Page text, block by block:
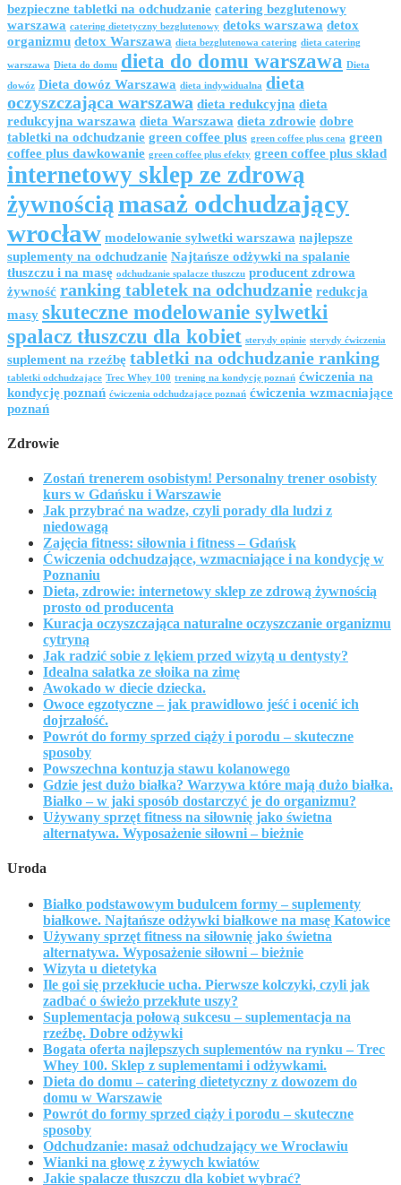
bezpieczne tabletki na odchudzanie catering bezglutenowy
warszawa catering dietetyczny bezglutenowy detoks warszawa detox
organizmu detox Warszawa dieta bezglutenowa catering dieta catering
warszawa Dieta do domu dieta do domu warszawa Dieta
dowóz Dieta dowóz Warszawa dieta indywidualna dieta
oczyszczająca warszawa dieta redukcyjna dieta
redukcyjna warszawa dieta Warszawa dieta zdrowie dobre
tabletki na odchudzanie green coffee plus green coffee plus cena green
coffee plus dawkowanie green coffee plus efekty green coffee plus skład
internetowy sklep ze zdrową
żywnością masaż odchudzający
wrocław modelowanie sylwetki warszawa najlepsze
suplementy na odchudzanie Najtańsze odżywki na spalanie
tłuszczu i na masę odchudzanie spalacze tłuszczu producent zdrowa
żywność ranking tabletek na odchudzanie redukcja
masy skuteczne modelowanie sylwetki
spalacz tłuszczu dla kobiet sterydy opinie sterydy ćwiczenia
suplement na rzeźbę tabletki na odchudzanie ranking
tabletki odchudzające Trec Whey 100 trening na kondycję poznań ćwiczenia na
kondycję poznań ćwiczenia odchudzające poznań ćwiczenia wzmacniające
poznań
Zdrowie
Zostań trenerem osobistym! Personalny trener osobisty
kurs w Gdańsku i Warszawie
Jak przybrać na wadze, czyli porady dla ludzi z
niedowagą
Zajęcia fitness: siłownia i fitness – Gdańsk
Ćwiczenia odchudzające, wzmacniające i na kondycję w
Poznaniu
Dieta, zdrowie: internetowy sklep ze zdrową żywnością
prosto od producenta
Kuracja oczyszczająca naturalne oczyszczanie organizmu
cytryną
Jak radzić sobie z lękiem przed wizytą u dentysty?
Idealna sałatka ze słoika na zimę
Awokado w diecie dziecka.
Owoce egzotyczne – jak prawidłowo jeść i ocenić ich
dojrzałość.
Powrót do formy sprzed ciąży i porodu – skuteczne
sposoby
Powszechna kontuzja stawu kolanowego
Gdzie jest dużo białka? Warzywa które mają dużo białka.
Białko – w jaki sposób dostarczyć je do organizmu?
Używany sprzęt fitness na siłownię jako świetna
alternatywa. Wyposażenie siłowni – bieżnie
Uroda
Białko podstawowym budulcem formy – suplementy
białkowe. Najtańsze odżywki białkowe na masę Katowice
Używany sprzęt fitness na siłownię jako świetna
alternatywa. Wyposażenie siłowni – bieżnie
Wizyta u dietetyka
Ile goi się przekłucie ucha. Pierwsze kolczyki, czyli jak
zadbać o świeżo przekłute uszy?
Suplementacja połową sukcesu – suplementacja na
rzeźbę. Dobre odżywki
Bogata oferta najlepszych suplementów na rynku – Trec
Whey 100. Sklep z suplementami i odżywkami.
Dieta do domu – catering dietetyczny z dowozem do
domu w Warszawie
Powrót do formy sprzed ciąży i porodu – skuteczne
sposoby
Odchudzanie: masaż odchudzający we Wrocławiu
Wianki na głowę z żywych kwiatów
Jakie spalacze tłuszczu dla kobiet wybrać?